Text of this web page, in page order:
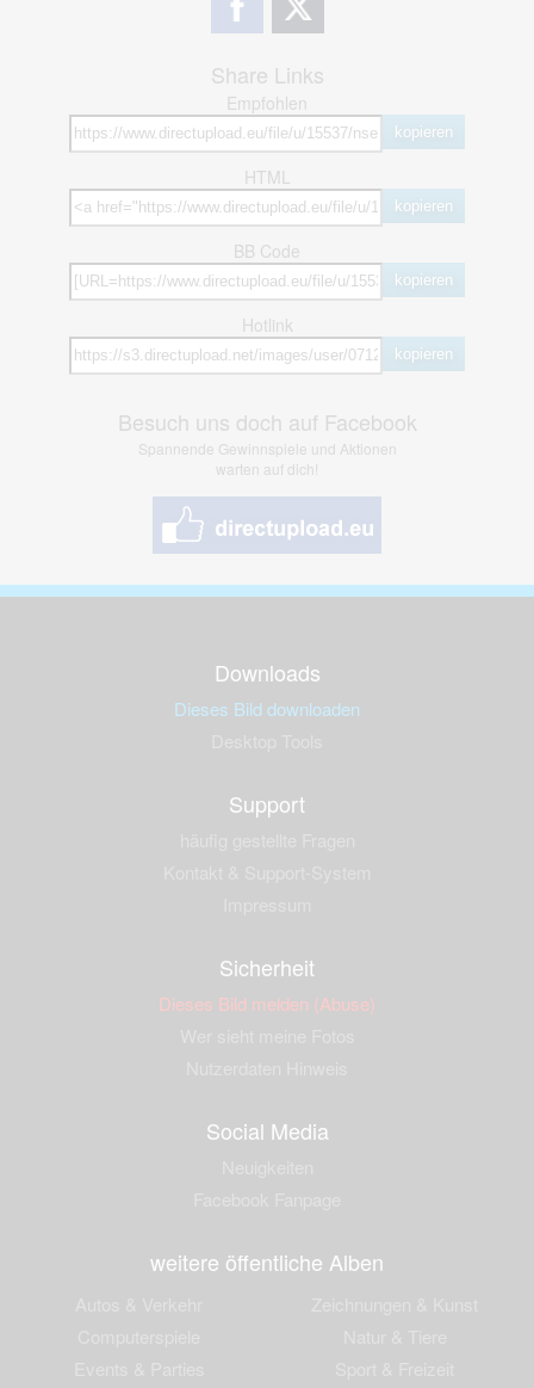
Share Links
Empfohlen
kopieren
HTML
kopieren
BB Code
kopieren
Hotlink
kopieren
Besuch uns doch auf Facebook
Spannende Gewinnspiele und Aktionen
warten auf dich!
Downloads
Dieses Bild downloaden
Support
Sicherheit
Dieses Bild melden (Abuse)
Social Media
weitere öffentliche Alben